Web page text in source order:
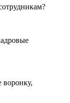
воронку,